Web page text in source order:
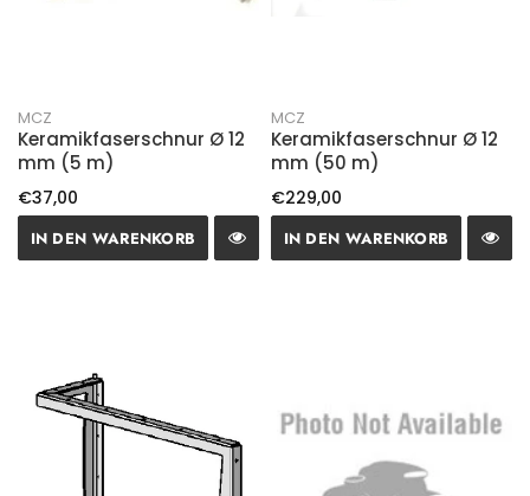
MCZ
Keramikfaserschnur Ø 12
mm (5 m)
€37,00
IN DEN WARENKORB
MCZ
Keramikfaserschnur Ø 12
mm (50 m)
€229,00
IN DEN WARENKORB